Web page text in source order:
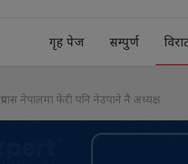
गृह पेज सम्पुर्ण
प्रयास नेपालमा फेरी पनि नेउपाने नै अध्यक्ष